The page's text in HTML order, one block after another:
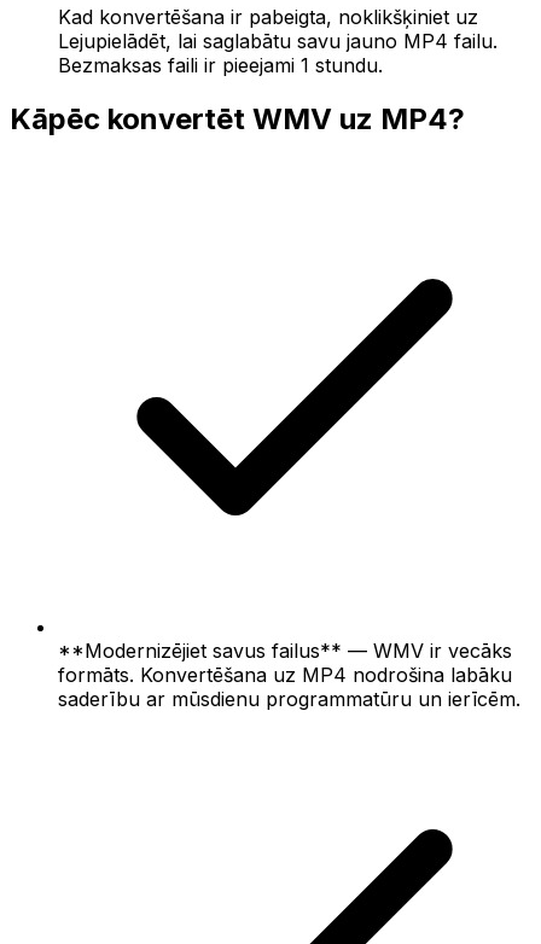
Kad konvertēšana ir pabeigta, noklikšķiniet uz
Lejupielādēt, lai saglabātu savu jauno MP4 failu.
Bezmaksas faili ir pieejami 1 stundu.
Kāpēc konvertēt WMV uz MP4?
**Modernizējiet savus failus** — WMV ir vecāks
formāts. Konvertēšana uz MP4 nodrošina labāku
saderību ar mūsdienu programmatūru un ierīcēm.